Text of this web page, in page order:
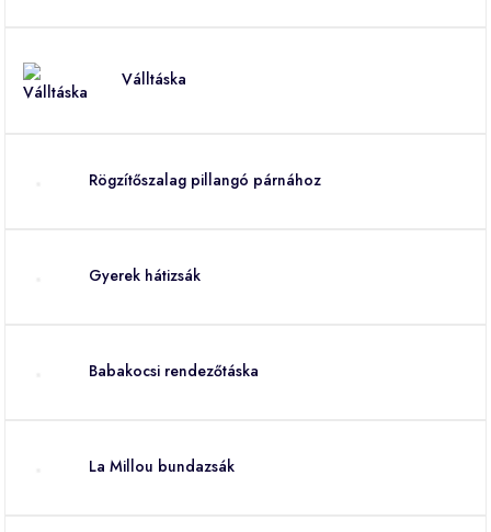
Válltáska
Rögzítőszalag pillangó párnához
Gyerek hátizsák
Babakocsi rendezőtáska
La Millou bundazsák